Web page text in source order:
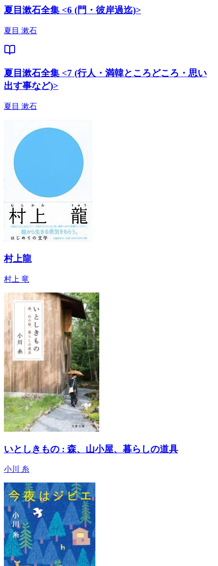
夏目漱石全集 <6 (門・彼岸過迄)>
夏目 漱石
夏目漱石全集 <7 (行人・満韓ところどころ・思い
出す事など)>
夏目 漱石
村上龍
村上 竜
いとしきもの : 森、山小屋、暮らしの道具
小川 糸